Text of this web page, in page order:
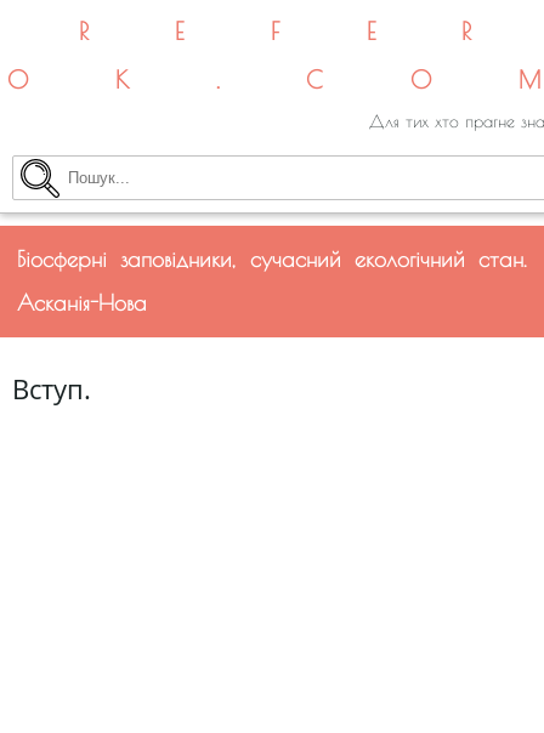
Для тих хто прагне
Біосферні заповідники, сучасний екологічний стан.
Асканія-Нова
Вступ.